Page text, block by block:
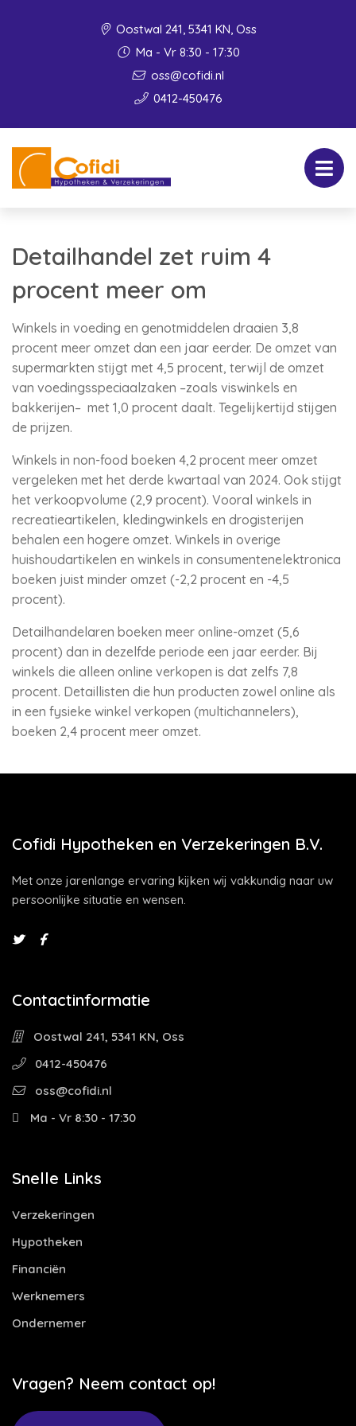
Oostwal 241, 5341 KN, Oss
Ma - Vr 8:30 - 17:30
oss@cofidi.nl
0412-450476
Detailhandel zet ruim 4
procent meer om
Winkels in voeding en genotmiddelen draaien 3,8
procent meer omzet dan een jaar eerder. De omzet van
supermarkten stijgt met 4,5 procent, terwijl de omzet
van voedingsspeciaalzaken –zoals viswinkels en
bakkerijen– met 1,0 procent daalt. Tegelijkertijd stijgen
de prijzen.
Winkels in non-food boeken 4,2 procent meer omzet
vergeleken met het derde kwartaal van 2024. Ook stijgt
het verkoopvolume (2,9 procent). Vooral winkels in
recreatieartikelen, kledingwinkels en drogisterijen
behalen een hogere omzet. Winkels in overige
huishoudartikelen en winkels in consumentenelektronica
boeken juist minder omzet (-2,2 procent en -4,5
procent).
Detailhandelaren boeken meer online-omzet (5,6
procent) dan in dezelfde periode een jaar eerder. Bij
winkels die alleen online verkopen is dat zelfs 7,8
procent. Detaillisten die hun producten zowel online als
in een fysieke winkel verkopen (multichannelers),
boeken 2,4 procent meer omzet.
Cofidi Hypotheken en Verzekeringen B.V.
Met onze jarenlange ervaring kijken wij vakkundig naar uw
persoonlijke situatie en wensen.
Contactinformatie
Oostwal 241, 5341 KN, Oss
0412-450476
oss@cofidi.nl
Ma - Vr 8:30 - 17:30
Snelle Links
Verzekeringen
Hypotheken
Financiën
Werknemers
Ondernemer
Vragen? Neem contact op!